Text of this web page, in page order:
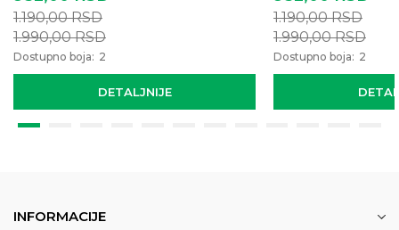
DETALJNIJE
1.190,00RSD
1.990,00RSD
Dostupno boja: 2
1.190,00RSD
1.990,00RSD
Dostupno boja: 2
INFORMACIJE